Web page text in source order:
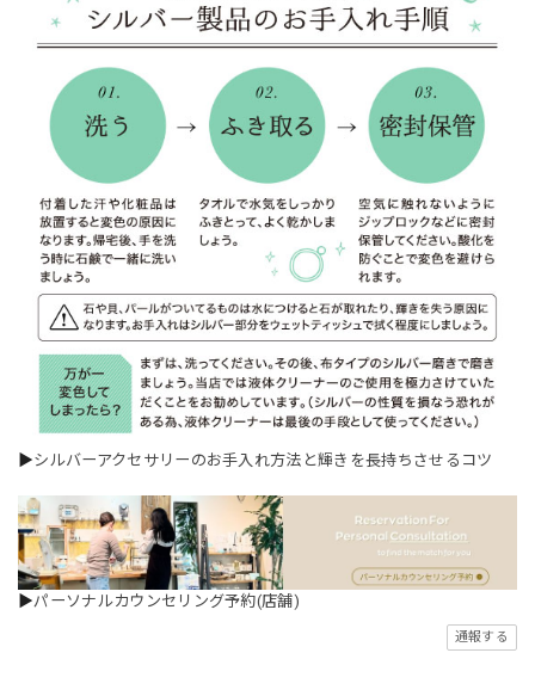
▶シルバーアクセサリーのお手入れ方法と輝きを長持ちさせるコツ
▶パーソナルカウンセリング予約(店舗)
通報する